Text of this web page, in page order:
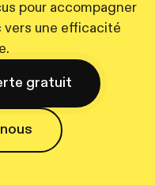
pour accompagner
vers une efficacité
gratuit